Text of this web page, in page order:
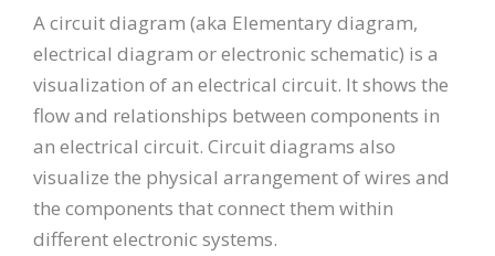
A circuit diagram (aka Elementary diagram,
electrical diagram or electronic schematic) is a
visualization of an electrical circuit. It shows the
flow and relationships between components in
an electrical circuit. Circuit diagrams also
visualize the physical arrangement of wires and
the components that connect them within
different electronic systems.